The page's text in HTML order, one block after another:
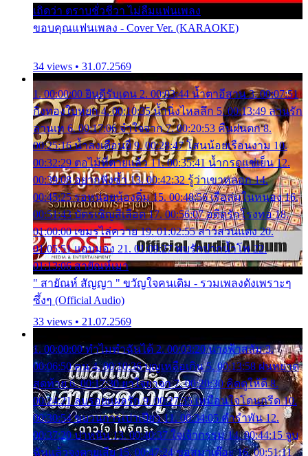
เถิดว่า ตราบชั่วชีวา ไม่ลืมแฟนเพลง
ขอบคุณแฟนเพลง - Cover Ver. (KARAOKE)
34 views • 31.07.2569
1. 00:00:00 ยินดีรับเดน 2. 00:03:44 น้ำตาอีสาน 3. 00:07:51
กิ่งทองใบหยก 4. 00:10:35 น้ำนิ่งไหลลึก 5. 00:13:49 ลานรัก
ลานเท 6. 00:17:06 จำใจจาก 7. 00:20:53 คืนฝนตก 8.
00:25:16 น้ำลงเดือนยี่ 9. 00:28:47 โสนน้อยเรือนงาม 10.
00:32:29 ตอไม้ที่ตายแล้ว 11. 00:35:41 น้ำกรดแช่เย็น 12.
00:39:08 อยากฟังซ้ำ 13. 00:42:32 รู้ว่าเขาหลอก 14.
00:45:25 รอหน่อยน้องติ๋ม 15. 00:48:56 เรือล่มในหนอง 16.
00:51:43 บัตรเชิญสีเลือด 17. 00:56:07 อดีตรักโรงทอ 18.
01:00:00 เขมรไล่ควาย 19. 01:02:55 สาวสวนแตง 20.
01:05:51 แอบมอง 21. 01:09:27 พบรักปากน้ำโพ 22.
01:13:06 สายัณห์เมา
" สายัณห์ สัญญา " ขวัญใจคนเดิม - รวมเพลงดังเพราะๆ
ซึ้งๆ (Official Audio)
33 views • 21.07.2569
1. 00:00:00 ทำไมทำฉันได้ 2. 00:03:20 นางฟ้าสลัม 3.
00:06:50 คน 4. 00:10:36 บุญเหลือเกิน 5. 00:13:58 ฝนหยาด
สุดท้าย 6. 00:17:30 ยาใจยาจก 7. 00:20:30 คิดดูให้ดี 8.
00:24:21 ลบรอยแผลรัก 9. 00:27:35 เหมือนใจโดนกรีด 10.
00:30:54 ขบวนการเปาเปียว 11. 00:34:05 คำรำพัน 12.
00:37:20 ปาหนัน 13. 00:40:37 ใจเจ้ากรรม 14. 00:44:15 จูบ
ฉันแล้วจงตายเสีย 15. 00:47:24 ขอสูมาเต๊อะ 16. 00:51:11